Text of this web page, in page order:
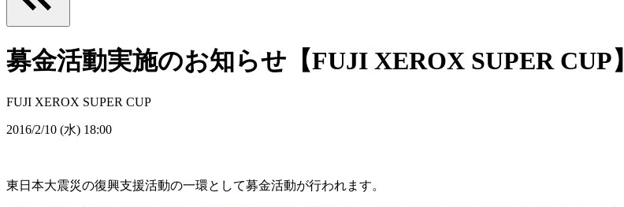
募金活動実施のお知らせ【FUJI XEROX SUPER CUP】
FUJI XEROX SUPER CUP
2016/2/10 (水) 18:00
東日本大震災の復興支援活動の一環として募金活動が行われます。